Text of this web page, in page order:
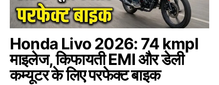
Honda Livo 2026: 74 kmpl
माइलेज, किफायती EMI और डेली
कम्यूटर के लिए परफेक्ट बाइक